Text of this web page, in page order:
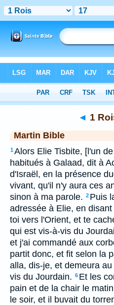
> 1 Rois 17
◄ 1
Martin Bible
1Alors Elie Tisbite, [l'un
habitués à Galaad, dit à
d'Israël, en la présence
vivant, qu'il n'y aura ces
sinon à ma parole. 2 Puis
adressée à Elie, en disant
toi vers l'Orient, et te
qui est vis-à-vis du
et j'ai commandé aux
partit donc, et fit selon la
alla, dis-je, et demeura
vis du Jourdain. 6 Et les
pain et de la chair le
le soir, et il buvait du